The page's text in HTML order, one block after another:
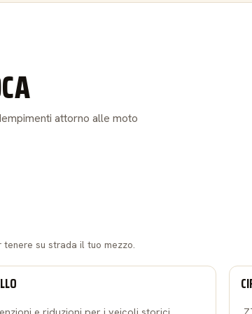
attorno alle moto
su strada il tuo mezzo.